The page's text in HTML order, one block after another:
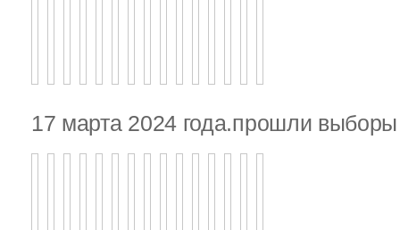
17 марта 2024 года.прошли